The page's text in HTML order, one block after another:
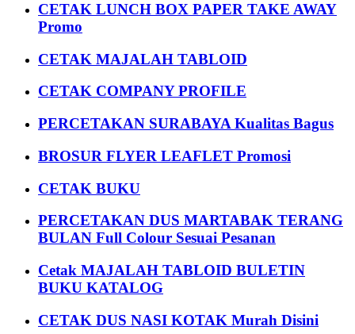
CETAK LUNCH BOX PAPER TAKE AWAY
Promo
CETAK MAJALAH TABLOID
CETAK COMPANY PROFILE
PERCETAKAN SURABAYA Kualitas Bagus
BROSUR FLYER LEAFLET Promosi
CETAK BUKU
PERCETAKAN DUS MARTABAK TERANG
BULAN Full Colour Sesuai Pesanan
Cetak MAJALAH TABLOID BULETIN
BUKU KATALOG
CETAK DUS NASI KOTAK Murah Disini